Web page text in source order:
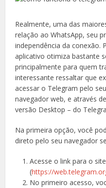
Realmente, uma das
relação ao WhatsApp, seu
independência da conexão.
aplicativo otimiza bastante
principalmente para quem
interessante ressaltar que
acessar o Telegram pelo
navegador web, e através
versão Desktop – do
Na primeira opção, você
direto pelo seu navegador
Acesse o link para o
(https://
No primeiro acesso,